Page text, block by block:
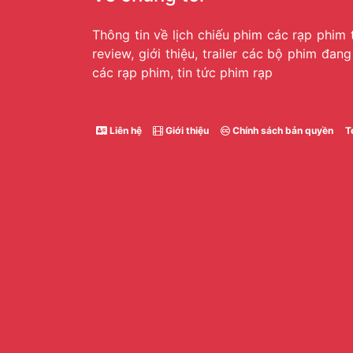
Thông tin về lịch chiếu phim các rạp phim
review, giới thiệu, trailer các bộ phim
các rạp phim, tin tức phim rạp
Liên hệ Giới thiệu Chính sách bản quyền